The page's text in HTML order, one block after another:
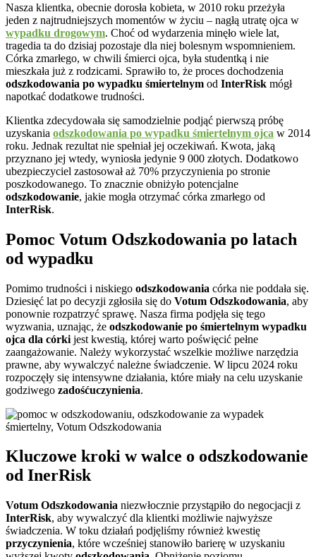
Nasza klientka, obecnie dorosła kobieta, w 2010 roku przeżyła
jeden z najtrudniejszych momentów w życiu – nagłą utratę ojca w
wypadku drogowym. Choć od wydarzenia minęło wiele lat,
tragedia ta do dzisiaj pozostaje dla niej bolesnym wspomnieniem.
Córka zmarłego, w chwili śmierci ojca, była studentką i nie
mieszkała już z rodzicami. Sprawiło to, że proces dochodzenia
odszkodowania po wypadku śmiertelnym od InterRisk mógł
napotkać dodatkowe trudności.
Klientka zdecydowała się samodzielnie podjąć pierwszą próbę
uzyskania odszkodowania po wypadku śmiertelnym ojca w 2014
roku. Jednak rezultat nie spełniał jej oczekiwań. Kwota, jaką
przyznano jej wtedy, wyniosła jedynie 9 000 złotych. Dodatkowo
ubezpieczyciel zastosował aż 70% przyczynienia po stronie
poszkodowanego. To znacznie obniżyło potencjalne
odszkodowanie, jakie mogła otrzymać córka zmarłego od
InterRisk.
Pomoc Votum Odszkodowania po latach
od wypadku
Pomimo trudności i niskiego odszkodowania córka nie poddała się.
Dziesięć lat po decyzji zgłosiła się do Votum Odszkodowania, aby
ponownie rozpatrzyć sprawę. Nasza firma podjęła się tego
wyzwania, uznając, że odszkodowanie po śmiertelnym wypadku
ojca dla córki jest kwestią, której warto poświęcić pełne
zaangażowanie. Należy wykorzystać wszelkie możliwe narzędzia
prawne, aby wywalczyć należne świadczenie. W lipcu 2024 roku
rozpoczęły się intensywne działania, które miały na celu uzyskanie
godziwego zadośćuczynienia.
Kluczowe kroki w walce o odszkodowanie
od InerRisk
Votum Odszkodowania niezwłocznie przystąpiło do negocjacji z
InterRisk, aby wywalczyć dla klientki możliwie najwyższe
świadczenia. W toku działań podjęliśmy również kwestię
przyczynienia, które wcześniej stanowiło barierę w uzyskaniu